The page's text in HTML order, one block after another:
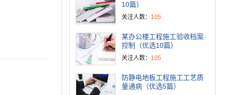
10篇）
关注人数： 105
某办公楼工程施工验收档案
控制（优选10篇）
关注人数： 105
防静电地板工程施工工艺质
量通病（优选5篇）